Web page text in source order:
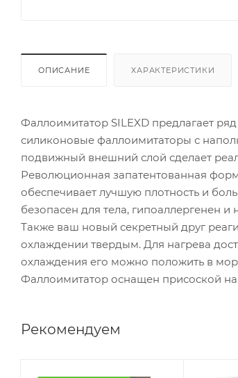
ОПИСАНИЕ ХАРАКТЕРИСТИКИ
Фаллоимитатор SILEXD предлагает
силиконовые фаллоимитаторы с
подвижный внешний слой сделает
Революционная запатентованная
обеспечивает лучшую плотность и
безопасен для тела, гипоаллергенен
Также ваш новый секретный друг
охлаждении твердым. Для нагрева
охлаждения его можно положить в
Фаллоимитатор оснащен присоской
Рекомендуем